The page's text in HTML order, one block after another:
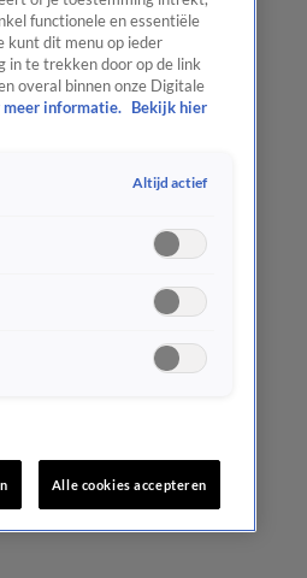
functionele en essentiële
kunt dit menu op ieder
in te trekken door op de link
overal binnen onze Digitale
meer informatie.
Bekijk hier
Altijd actief
Alle cookies accepteren